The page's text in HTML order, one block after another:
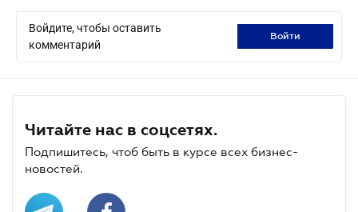
Войдите, чтобы оставить
комментарий
войти
Читайте нас в соцсетях.
Подпишитесь, чтоб быть в курсе всех бизнес-
новостей.